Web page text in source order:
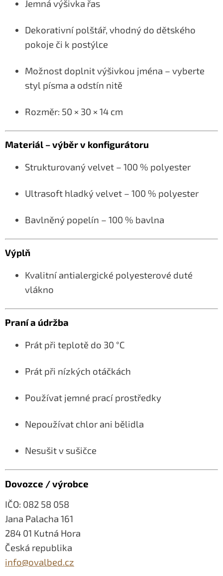
Jemná výšivka řas
Dekorativní polštář, vhodný do dětského
pokoje či k postýlce
Možnost doplnit výšivkou jména – vyberte
styl písma a odstín nitě
Rozměr: 50 × 30 × 14 cm
Materiál – výběr v konfigurátoru
Strukturovaný velvet – 100 % polyester
Ultrasoft hladký velvet – 100 % polyester
Bavlněný popelín – 100 % bavlna
Výplň
Kvalitní antialergické polyesterové duté
vlákno
Praní a údržba
Prát při teplotě do 30 °C
Prát při nízkých otáčkách
Používat jemné prací prostředky
Nepoužívat chlor ani bělidla
Nesušit v sušičce
Dovozce / výrobce
IČO: 082 58 058
Jana Palacha 161
284 01 Kutná Hora
Česká republika
info@ovalbed.cz